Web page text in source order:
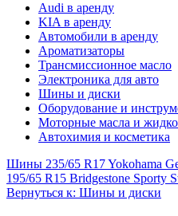
Audi в аренду
KIA в аренду
Автомобили в аренду
Ароматизаторы
Трансмиссионное масло
Электроника для авто
Шины и диски
Оборудование и
Моторные масла и
Автохимия и косметика
Шины 235/65 R17 Yokohama
195/65 R15 Bridgestone Sporty
Вернуться к: Шины и диски